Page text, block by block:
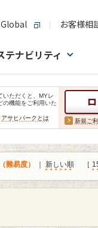
Global お客様相
テナビリティ
いただくと、MYレ
の機能をご利用いた
アサヒパークとは 新規ご
難易度） 新しい順 ［